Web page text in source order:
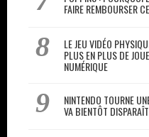
FAIRE REMBOURSER
LE JEU VIDÉO
PLUS EN PLUS DE
NUMÉRIQUE
NINTENDO TOURNE
VA BIENTÔT